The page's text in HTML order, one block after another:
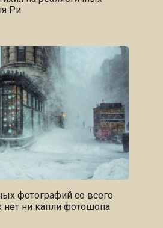
Ри
фотографий со всего
нет ни капли фотошопа